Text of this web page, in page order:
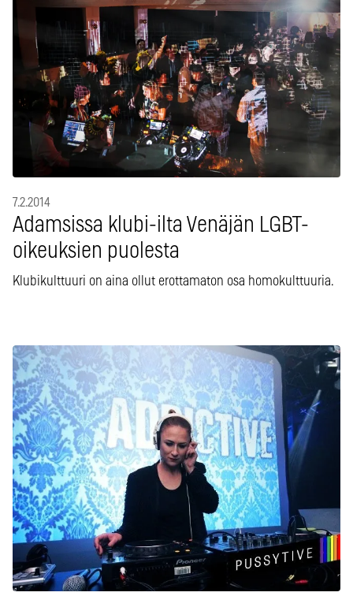
7.2.2014
Adamsissa klubi-ilta Venäjän LGBT-
oikeuksien puolesta
Klubikulttuuri on aina ollut erottamaton osa homokulttuuria.